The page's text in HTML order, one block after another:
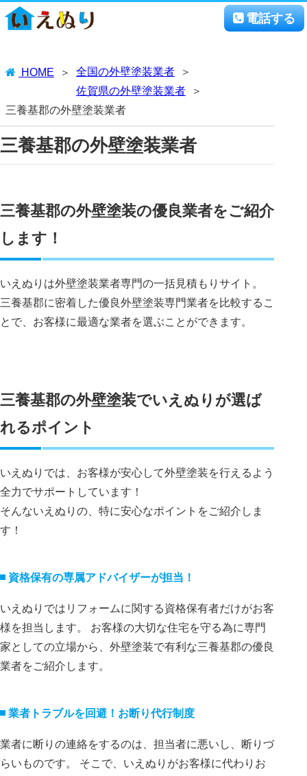
電話する
HOME
全国の外壁塗装業者
佐賀県の外壁塗装業者
三養基郡の外壁塗装業者
三養基郡の外壁塗装業者
三養基郡の外壁塗装の優良業者をご紹介
します！
いえぬりは外壁塗装業者専門の一括見積もりサイト。
三養基郡に密着した優良外壁塗装専門業者を比較するこ
とで、お客様に最適な業者を選ぶことができます。
三養基郡の外壁塗装でいえぬりが選ば
れるポイント
いえぬりでは、お客様が安心して外壁塗装を行えるよう
全力でサポートしています！
そんないえぬりの、特に安心なポイントをご紹介しま
す！
資格保有の専属アドバイザーが担当！
いえぬりではリフォームに関する資格保有者だけがお客
様を担当します。 お客様の大切な住宅を守る為に専門
家としての立場から、外壁塗装で有利な三養基郡の優良
業者をご紹介します。
業者トラブルを回避！お断り代⾏制度
業者に断りの連絡をするのは、担当者に悪いし、断りづ
らいものです。 そこで、いえぬりがお客様に代わりお